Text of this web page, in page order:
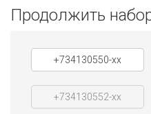
Продолжить
+734130550-xx
+734130552-xx